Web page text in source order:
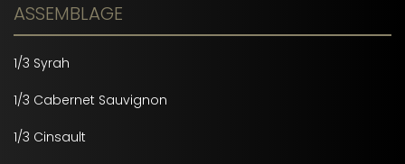
ASSEMBLAGE
1/3 Syrah
1/3 Cabernet Sauvignon
1/3 Cinsault